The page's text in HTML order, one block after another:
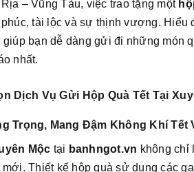
– Vũng Tàu, việc trao tặng một
tài lộc và sự thịnh vượng. Hiểu
giúp bạn dễ dàng gửi đi những món
nhất.
Dịch Vụ Gửi Hộp Quà Tết Tại
Trọng, Mang Đậm Không Khí Tết
Mộc tại banhngot.vn không chỉ
mới. Thiết kế hộp quà sử dụng các